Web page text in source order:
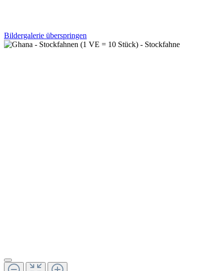
Bildergalerie überspringen